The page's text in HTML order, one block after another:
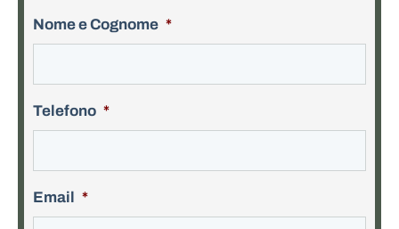
Nome e Cognome *
Telefono *
Email *